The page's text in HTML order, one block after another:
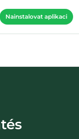
Nainstalovat aplikaci